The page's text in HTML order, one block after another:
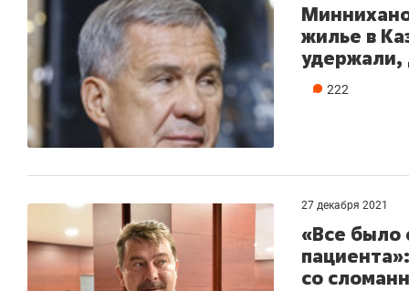
жилье в
удержали,
222
27 декабря 2021
«Все было
со